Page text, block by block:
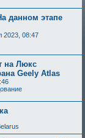
данном этапе
2023, 08:47
на Люкс
Geely Atlas